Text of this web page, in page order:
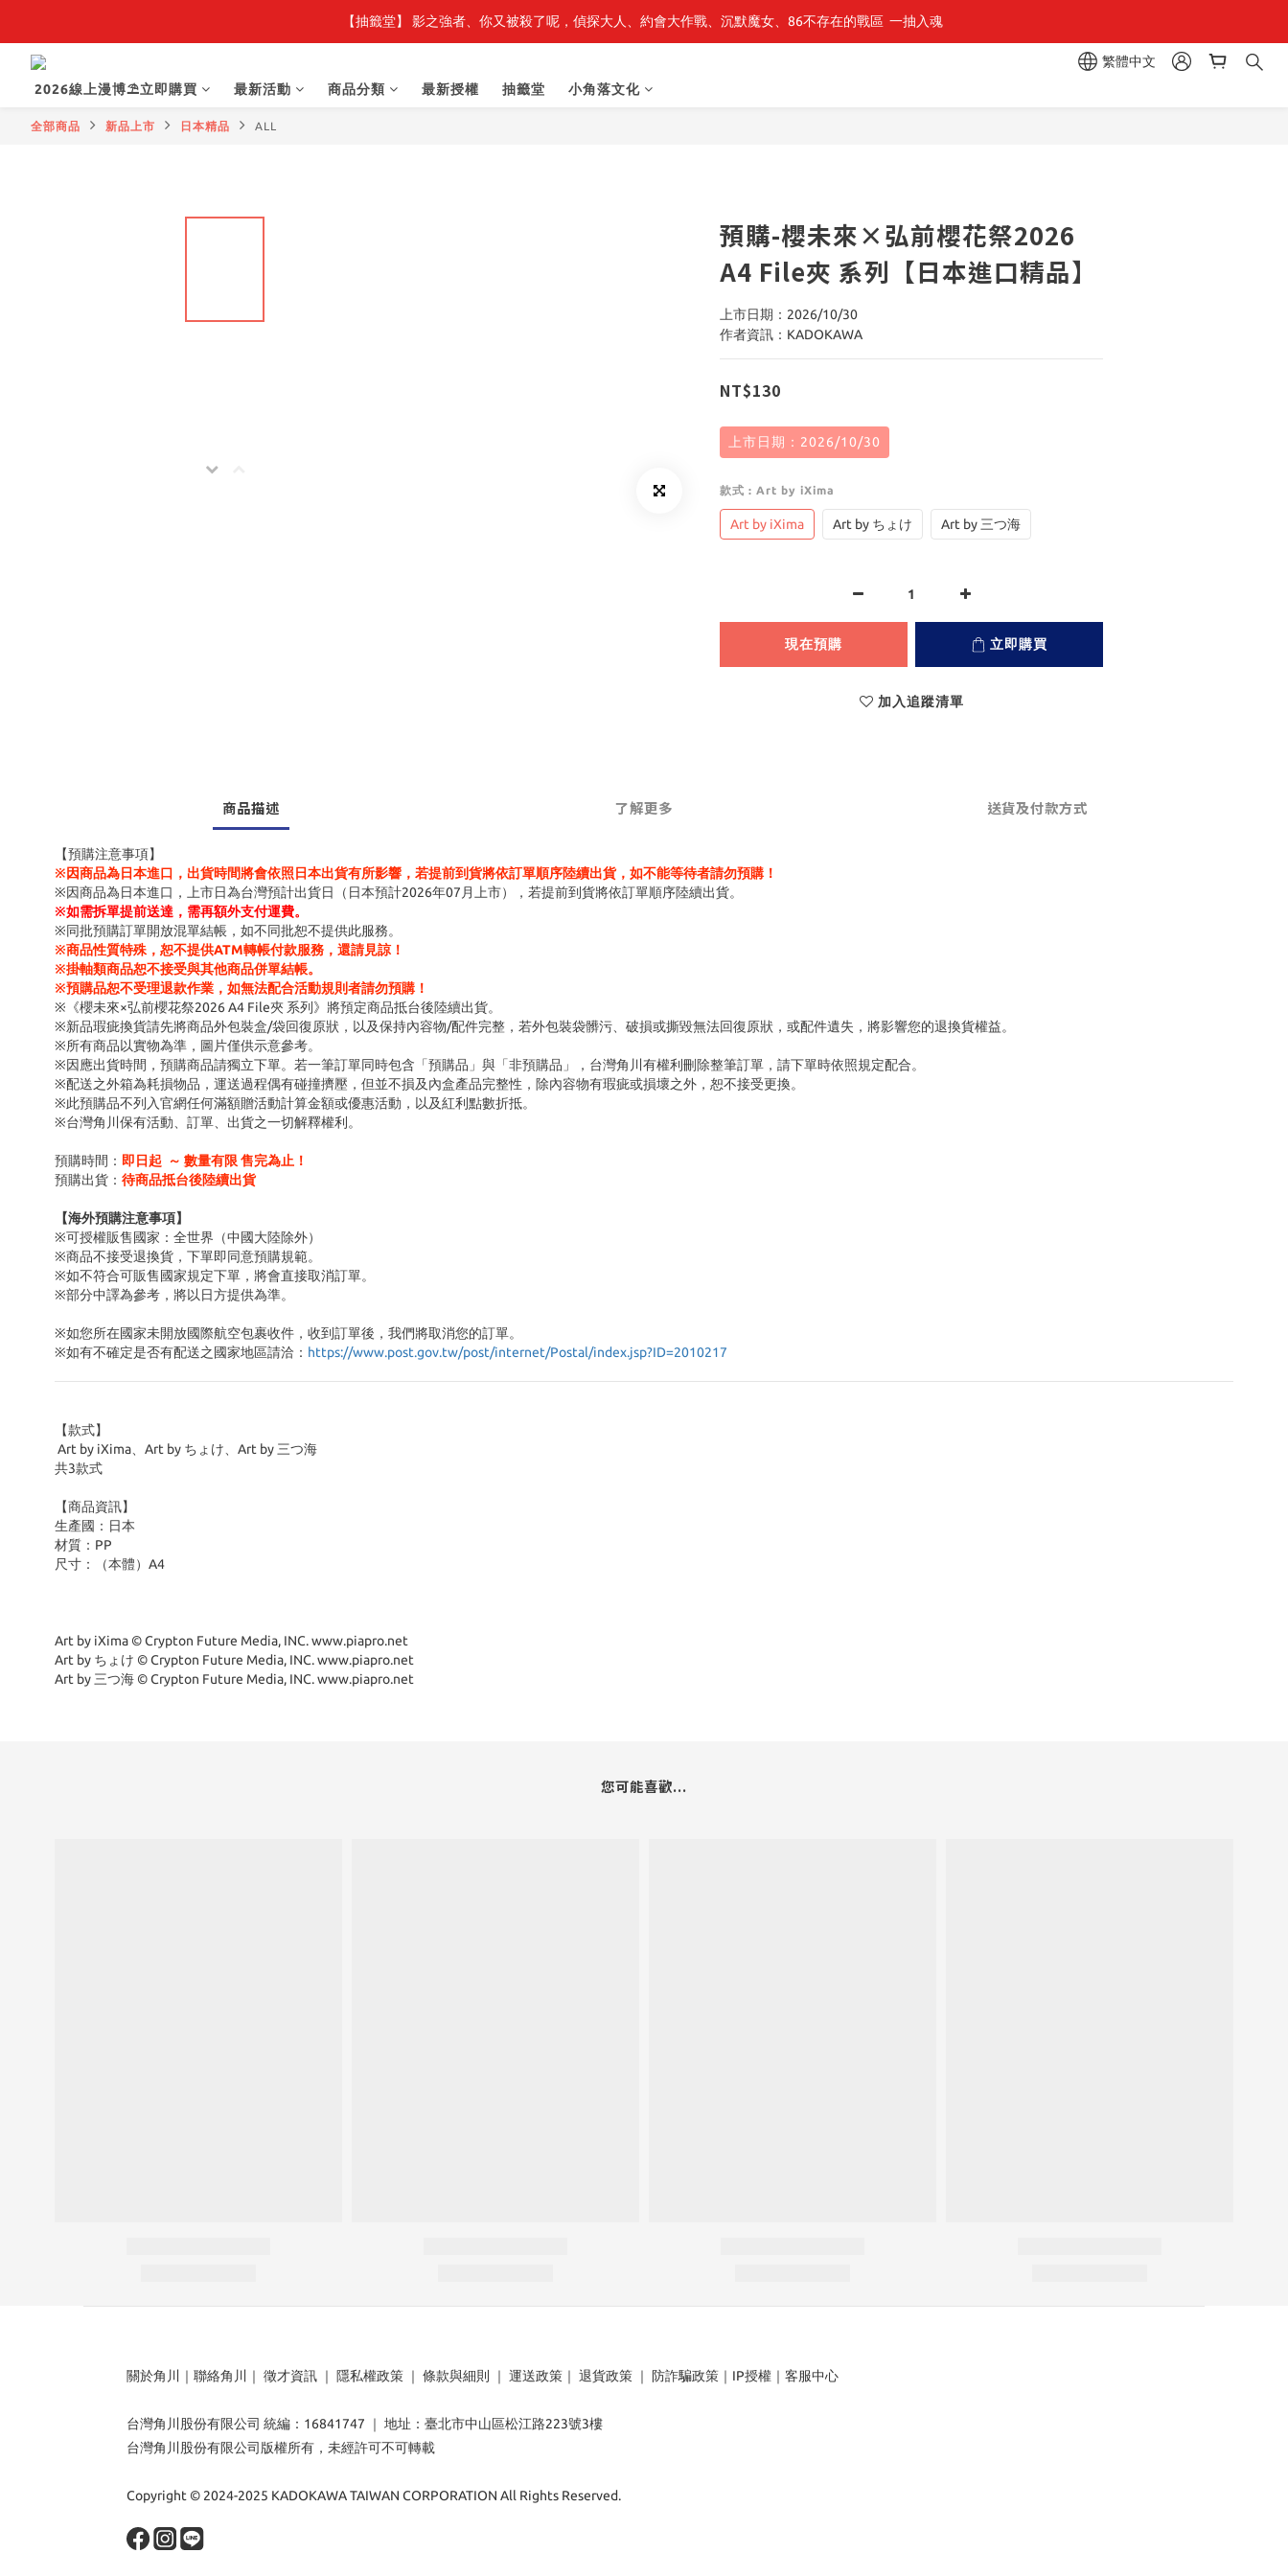
最新開賣🔥「全知讀者視角」 周邊商品
【抽籤堂】 影之強者、你又被殺了呢，偵探大人、約會大作戰、沉默魔女、86不存在的戰區  一抽入魂
繁體中文
2026線上漫博⛱️立即購買
最新活動 商品分類 最新授權 抽籤堂 小角落文化
全部商品 新品上市 日本精品 ALL
預購-櫻未來×弘前櫻花祭2026
A4 File夾 系列【日本進口精品】
上市日期：2026/10/30
作者資訊：KADOKAWA
NT$130
上市日期：2026/10/30
款式 : Art by iXima
Art by iXima Art by ちょけ Art by 三つ海
現在預購 立即購買
加入追蹤清單
商品描述 了解更多 送貨及付款方式
【預購注意事項】
※因商品為日本進口，出貨時間將會依照日本出貨有所影響，若提前到貨將依訂單順序陸續出貨，如不能等待者請勿預購！
※因商品為日本進口，上市日為台灣預計出貨日（日本預計2026年07月上市），若提前到貨將依訂單順序陸續出貨。
※如需拆單提前送達，需再額外支付運費。
※同批預購訂單開放混單結帳，如不同批恕不提供此服務。
※商品性質特殊，恕不提供ATM轉帳付款服務，還請見諒！
※掛軸類商品恕不接受與其他商品併單結帳。
※預購品恕不受理退款作業，如無法配合活動規則者請勿預購！
※《櫻未來×弘前櫻花祭2026 A4 File夾 系列》將預定商品抵台後陸續出貨。
※新品瑕疵換貨請先將商品外包裝盒/袋回復原狀，以及保持內容物/配件完整，若外包裝袋髒污、破損或撕毀無法回復原狀，或配件遺失，將影響您的退換貨權益。
※所有商品以實物為準，圖片僅供示意參考。
※因應出貨時間，預購商品請獨立下單。若一筆訂單同時包含「預購品」與「非預購品」，台灣角川有權利刪除整筆訂單，請下單時依照規定配合。
※配送之外箱為耗損物品，運送過程偶有碰撞擠壓，但並不損及內盒產品完整性，除內容物有瑕疵或損壞之外，恕不接受更換。
※此預購品不列入官網任何滿額贈活動計算金額或優惠活動，以及紅利點數折抵。
※台灣角川保有活動、訂單、出貨之一切解釋權利。
預購時間： 即日起 ～ 數量有限 售完為止！
預購出貨： 待商品抵台後陸續出貨
【海外預購注意事項】
※可授權販售國家：全世界（中國大陸除外）
※商品不接受退換貨，下單即同意預購規範。
※如不符合可販售國家規定下單，將會直接取消訂單。
※部分中譯為參考，將以日方提供為準。
※如您所在國家未開放國際航空包裹收件，收到訂單後，我們將取消您的訂單。
※如有不確定是否有配送之國家地區請洽： https://www.post.gov.tw/post/internet/Postal/index.jsp?ID=2010217
【款式】
Art by iXima、Art by ちょけ、Art by 三つ海
共3款式
【商品資訊】
生產國：日本
材質：PP
尺寸：（本體）A4
Art by iXima © Crypton Future Media, INC. www.piapro.net
Art by ちょけ © Crypton Future Media, INC. www.piapro.net
Art by 三つ海 © Crypton Future Media, INC. www.piapro.net
您可能喜歡...
關於角川 ｜ 聯絡角川 ｜ 徵才資訊 ｜ 隱私權政策 ｜ 條款與細則 ｜ 運送政策 ｜ 退貨政策 ｜ 防詐騙政策 ｜ IP授權 ｜ 客服中心
台灣角川股份有限公司 統編：16841747 ｜ 地址：臺北市中山區松江路223號3樓
台灣角川股份有限公司版權所有，未經許可不可轉載
Copyright © 2024-2025 KADOKAWA TAIWAN CORPORATION All Rights Reserved.